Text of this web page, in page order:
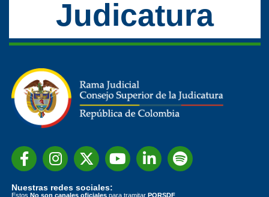
Judicatura
Nuestras redes sociales:
Estos No son canales oficiales para tramitar PQRSDF